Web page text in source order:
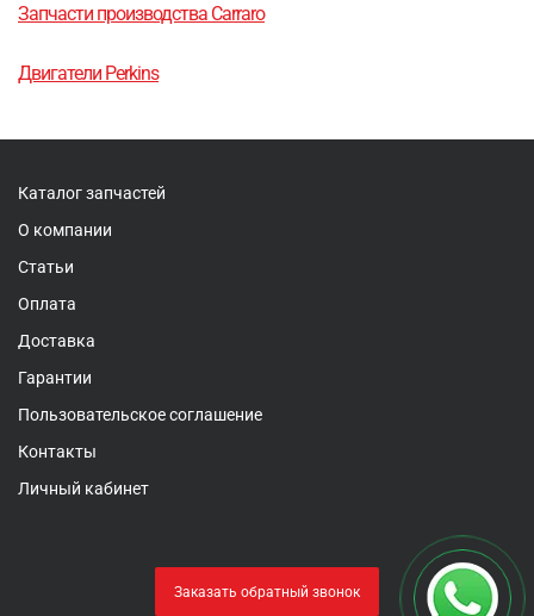
Запчасти производства Carraro
Двигатели Perkins
Каталог запчастей
О компании
Статьи
Оплата
Доставка
Гарантии
Пользовательское соглашение
Контакты
Личный кабинет
Заказать обратный звонок